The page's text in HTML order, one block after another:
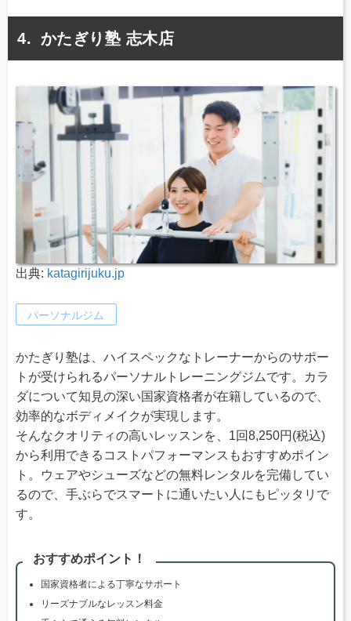
かたぎり塾 志木店
出典: katagirijuku.jp
パーソナルジム
かたぎり塾は、ハイスペックなトレーナーからのサポー
トが受けられるパーソナルトレーニングジムです。カラ
ダについて知見の深い国家資格者が在籍しているので、
効率的なボディメイクが実現します。
そんなクオリティの高いレッスンを、1回8,250円(税込)
から利用できるコストパフォーマンスもおすすめポイン
ト。ウェアやシューズなどの無料レンタルを完備してい
るので、手ぶらでスマートに通いたい人にもピッタリで
す。
おすすめポイント！
国家資格者による丁寧なサポート
リーズナブルなレッスン料金